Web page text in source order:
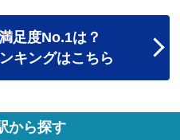
足度No.1は？
キングはこちら
から探す